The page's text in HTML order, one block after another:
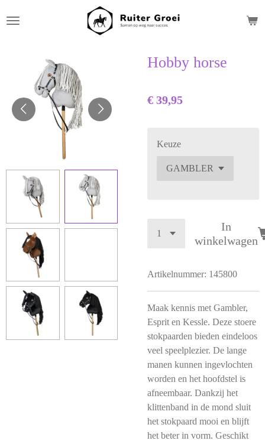
direct
hoofdinhoud
Hobby horse
€ 39,95
Keuze
In
winkelwagen
Artikelnummer: 145800
Maak kennis met Gambler,
Esprit en Kessle. Deze stoere
stokpaarden bieden eindeloos
veel speelplezier. De lange
manen kunnen ingevlochten
worden en het hoofdstel is
afneembaar. Dankzij het
klittenband in de mond sluit
het stokpaard mooi en blijft
het beter in vorm. Geschikt